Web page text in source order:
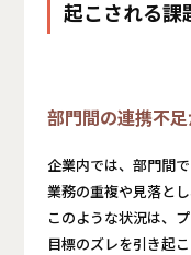
起こされる課
部門間の連携不
企業内では、部門間
業務の重複や見落と
このような状況は、
目標のズレを引き起